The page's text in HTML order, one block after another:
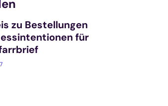
zu Bestellungen
für